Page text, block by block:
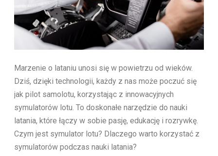
Marzenie o lataniu unosi się w powietrzu od wieków.
Dziś, dzięki technologii, każdy z nas może poczuć się
jak pilot samolotu, korzystając z innowacyjnych
symulatorów lotu. To doskonałe narzędzie do nauki
latania, które łączy w sobie pasję, edukację i rozrywkę.
Czym jest symulator lotu? Dlaczego warto korzystać z
symulatorów podczas nauki latania?